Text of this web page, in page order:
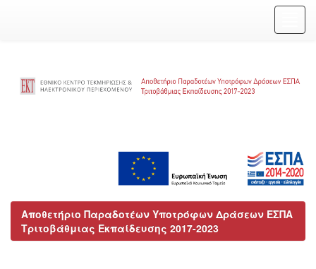
Αποθετήριο Παραδοτέων Υποτρόφων Δράσεων ΕΣΠΑ
Τριτοβάθμιας Εκπαίδευσης 2017-2023